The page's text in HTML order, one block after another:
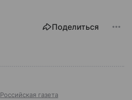
Поделиться
Российская газета